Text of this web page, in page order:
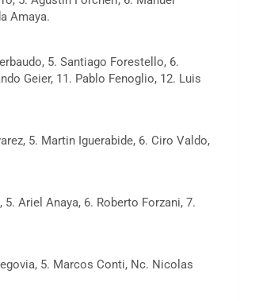
Amaya.
5. Santiago Forestello, 6.
Geier, 11. Pablo Fenoglio, 12. Luis
5. Martin Iguerabide, 6. Ciro Valdo,
Ariel Anaya, 6. Roberto Forzani, 7.
5. Marcos Conti, Nc. Nicolas